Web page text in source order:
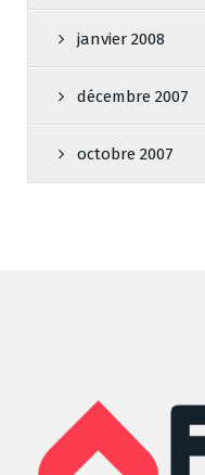
janvier 2008
décembre 2007
octobre 2007